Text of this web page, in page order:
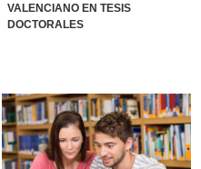
VALENCIANO EN TESIS
DOCTORALES